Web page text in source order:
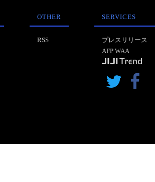
OTHER
RSS
SERVICES
プレスリリース
AFP WAA